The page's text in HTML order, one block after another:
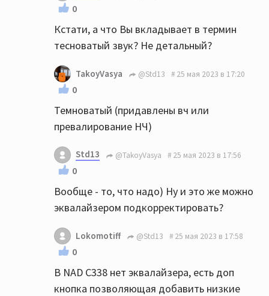
0
Кстати, а что Вы вкладывает в термин
тесноватый звук? Не детальный?
TakoyVasya @Std13 25 мая 2023 в 17:20
0
Темноватый (придавлены вч или
превалирование НЧ)
Std13 @TakoyVasya 25 мая 2023 в 17:56
0
Вообще - то, что надо) Ну и это же можно
эквалайзером подкорректировать?
Lokomotiff @Std13 25 мая 2023 в 17:58
0
В NAD C338 нет эквалайзера, есть доп
кнопка позволяющая добавить низкие